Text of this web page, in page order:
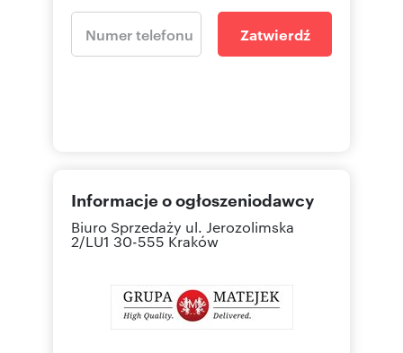
Zatwierdź
Informacje o ogłoszeniodawcy
Biuro Sprzedaży ul. Jerozolimska
2/LU1 30-555 Kraków